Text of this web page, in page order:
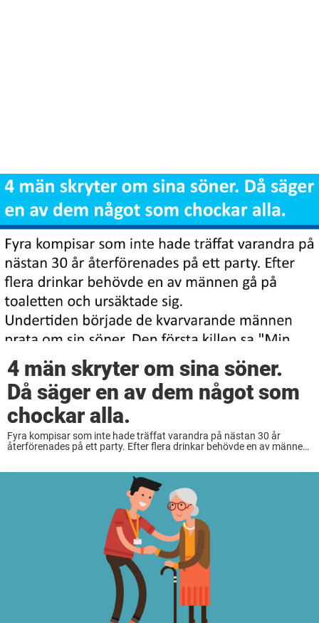
4 män skryter om sina söner.
Då säger en av dem något som
chockar alla.
Fyra kompisar som inte hade träffat varandra på nästan 30 år
återförenades på ett party. Efter flera drinkar behövde en av männen